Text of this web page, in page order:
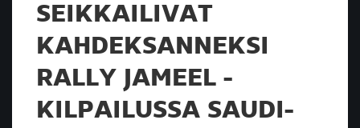
SEIKKAILIVAT
KAHDEKSANNEKSI
RALLY JAMEEL -
KILPAILUSSA SAUDI-